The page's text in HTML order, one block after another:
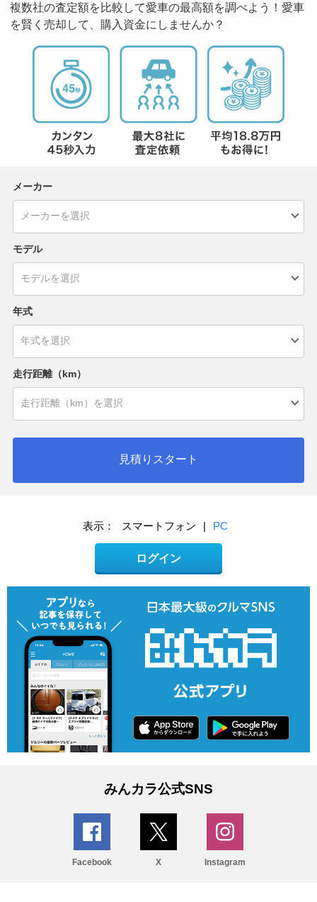
複数社の査定額を比較して愛車の最高額を調べよう！愛車
を賢く売却して、購入資金にしませんか？
メーカー
モデル
年式
走行距離（km）
見積りスタート
表示： スマートフォン | PC
ログイン
みんカラ公式SNS
Facebook X Instagram